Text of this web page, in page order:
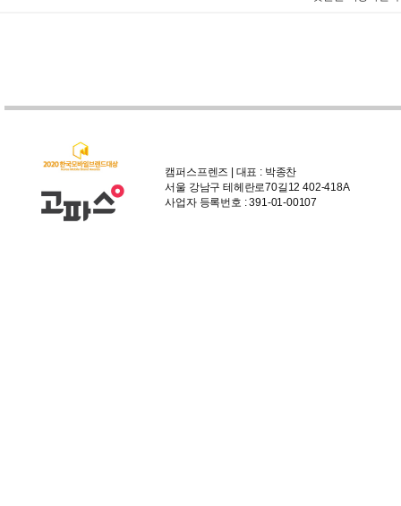
캠퍼스프렌즈 | 대표 : 박종찬
서울 강남구 테헤란로70길12 402-418A
사업자 등록번호 : 391-01-00107